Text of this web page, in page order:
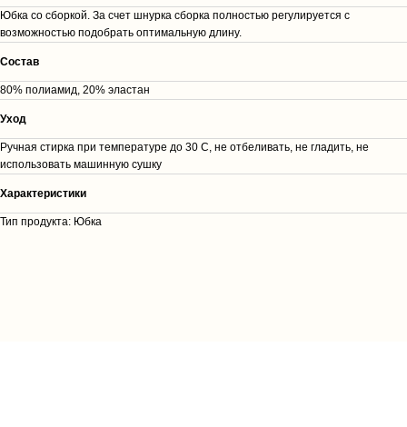
Юбка со сборкой. За счет шнурка сборка полностью регулируется с
возможностью подобрать оптимальную длину.
Cостав
80% полиамид, 20% эластан
Уход
Ручная стирка при температуре до 30 С, не отбеливать, не гладить, не
использовать машинную сушку
Характеристики
Тип продукта: Юбка